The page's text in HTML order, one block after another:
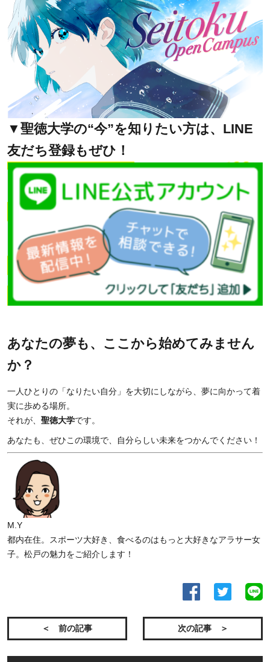
▼聖徳大学の“今”を知りたい方は、 LINE
友だち登録もぜひ！
あなたの夢も、ここから始めてみません
か？
一人ひとりの「なりたい自分」を大切にしながら、夢に向かって着
実に歩める場所。
それが、 聖徳大学です。
あなたも、ぜひこの環境で、自分らしい未来をつかんでください！
M.Y
都内在住。スポーツ大好き、食べるのはもっと大好きなアラサー女
子。松戸の魅力をご紹介します！
＜ 前の記事 次の記事 ＞